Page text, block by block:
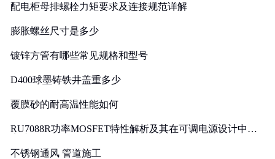
配电柜母排螺栓力矩要求及连接规范详解
膨胀螺丝尺寸是多少
镀锌方管有哪些常见规格和型号
D400球墨铸铁井盖重多少
覆膜砂的耐高温性能如何
RU7088R功率MOSFET特性解析及其在可调电源设计中的
不锈钢通风 管道施工